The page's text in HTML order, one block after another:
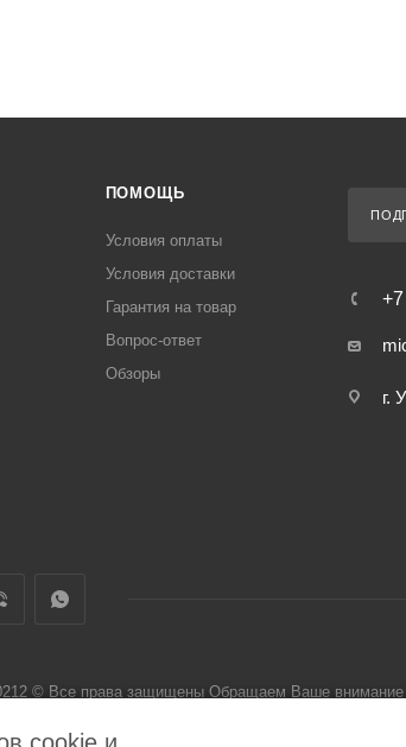
ПОМОЩЬ
Условия оплаты
Условия доставки
Гарантия на товар
Вопрос-ответ
Обзоры
г.
© Все права защищены Обращаем Ваше внимание